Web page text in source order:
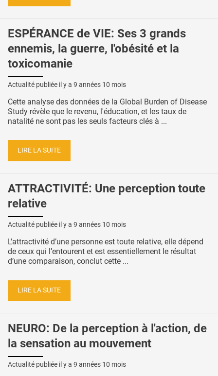
ESPÉRANCE de VIE: Ses 3 grands
ennemis, la guerre, l'obésité et la
toxicomanie
Actualité publiée il y a 9 années 10 mois
Cette analyse des données de la Global Burden of Disease
Study révèle que le revenu, l'éducation, et les taux de
natalité ne sont pas les seuls facteurs clés à ...
LIRE LA SUITE
ATTRACTIVITÉ: Une perception toute
relative
Actualité publiée il y a 9 années 10 mois
L'attractivité d’une personne est toute relative, elle dépend
de ceux qui l’entourent et est essentiellement le résultat
d’une comparaison, conclut cette ...
LIRE LA SUITE
NEURO: De la perception à l'action, de
la sensation au mouvement
Actualité publiée il y a 9 années 10 mois